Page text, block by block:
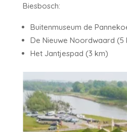
Biesbosch:
Buitenmuseum de
De Nieuwe Noordwaard (5
Het Jantjespad (3 km)